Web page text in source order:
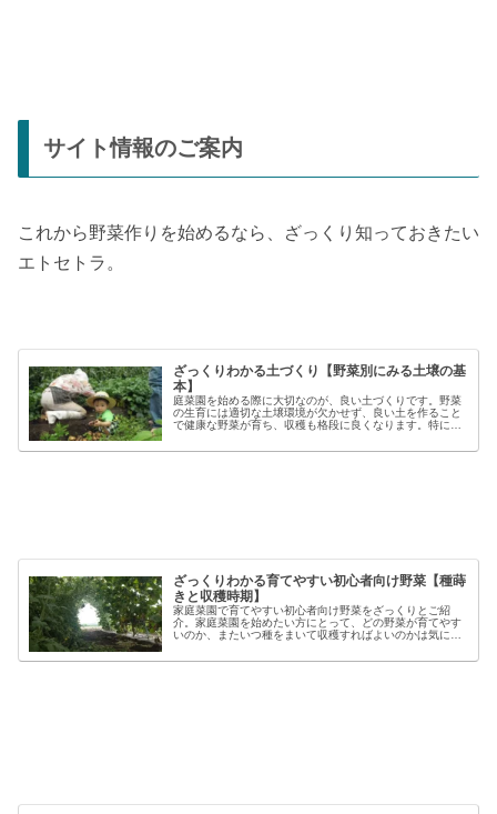
サイト情報のご案内
これから野菜作りを始めるなら、ざっくり知っておきたい
エトセトラ。
ざっくりわかる土づくり【野菜別にみる土壌の基
本】
庭菜園を始める際に大切なのが、良い土づくりです。野菜
の生育には適切な土壌環境が欠かせず、良い土を作ること
で健康な野菜が育ち、収穫も格段に良くなります。特に初
家庭菜園で失敗しないコツと言える...
ざっくりわかる育てやすい初心者向け野菜【種蒔
きと収穫時期】
家庭菜園で育てやすい初心者向け野菜をざっくりとご紹
介。家庭菜園を始めたい方にとって、どの野菜が育てやす
いのか、またいつ種をまいて収穫すればよいのかは気にな
類でも「早生」「中生」「晩生」など...